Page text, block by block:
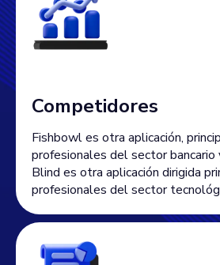
Competidores
Fishbowl es otra aplicación,
profesionales del sector bancario
Blind es otra aplicación dirigida
profesionales del sector